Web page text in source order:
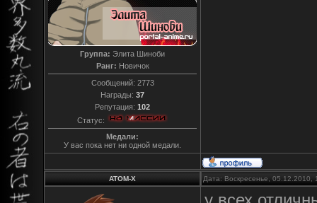
Группа: Элита Шиноби
Ранг: Новичок
Сообщений: 2773
Награды: 37
Репутация: 102
Статус:
Медали:
У вас пока нет ни одной медали.
ATOM-X Дата: Воскресенье,